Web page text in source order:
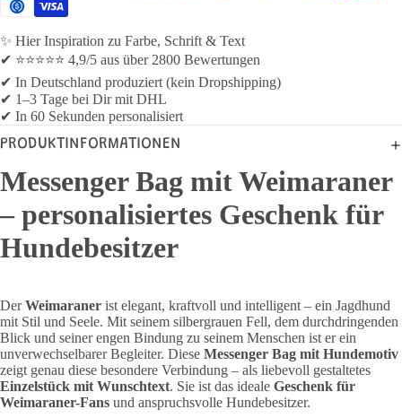
✨ Hier Inspiration zu Farbe, Schrift & Text
✔ ⭐⭐⭐⭐⭐ 4,9/5 aus über 2800 Bewertungen
✔ In Deutschland produziert (kein Dropshipping)
✔ 1–3 Tage bei Dir mit DHL
✔ In 60 Sekunden personalisiert
PRODUKTINFORMATIONEN
Messenger Bag mit Weimaraner
– personalisiertes Geschenk für
Hundebesitzer
DerWeimaraner ist elegant, kraftvoll und intelligent – ein Jagdhund
mit Stil und Seele. Mit seinem silbergrauen Fell, dem durchdringenden
Blick und seiner engen Bindung zu seinem Menschen ist er ein
unverwechselbarer Begleiter. Diese Messenger Bag mit Hundemotiv
zeigt genau diese besondere Verbindung – als liebevoll gestaltetes
Einzelstück mit Wunschtext. Sie ist das ideale Geschenk für
Weimaraner-Fans und anspruchsvolle Hundebesitzer.